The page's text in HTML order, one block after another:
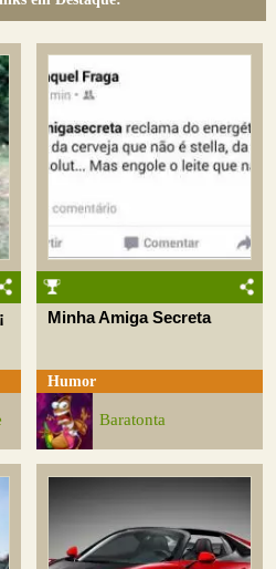
Minha Amiga Secreta
Humor
Baratonta